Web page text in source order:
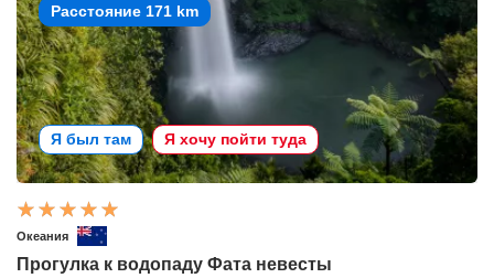
Расстояние 171 km
Я был там Я хочу пойти туда
Океания
Прогулка к водопаду Фата невесты